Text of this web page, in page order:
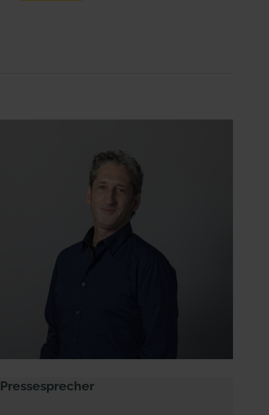
Pressesprecher